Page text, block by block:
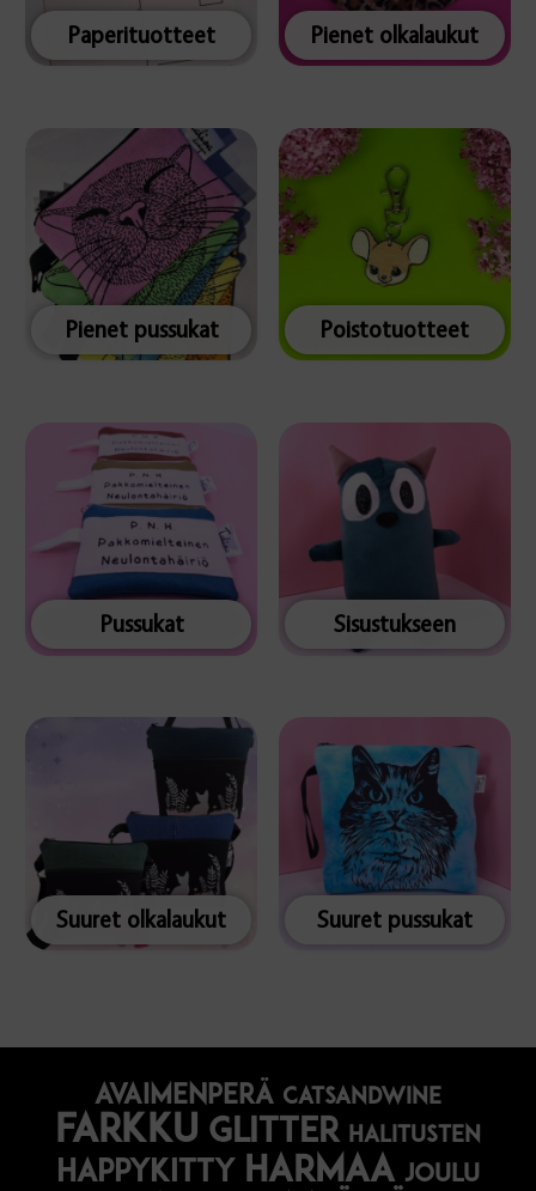
Paperituotteet Pienet olkalaukut
Pienet pussukat Poistotuotteet
Pussukat Sisustukseen
Suuret olkalaukut Suuret pussukat
avaimenperä catsandwine
farkku glitter halitusten
happykitty harmaa joulu